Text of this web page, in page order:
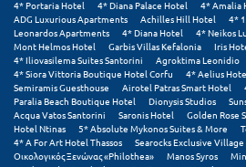
Μυτιλήνη
Ν
Νάξος
Νάουσα
Ναυπακτία
4* Portaria Hotel
4* Diana Palace Hotel 4* Amalia
ADG Luxurious Apartments
Achilles Hill Hotel
4*
Leonardos Apartments
4* Diana Hotel
4* Neikos
Mont Helmos Hotel
Garbis Villas Kefalonia
Iris
4* Iliovasilema Suites Santorini
Agroktima Leonidio
4* Siora Vittoria Boutique Hotel Corfu
4* Aelius
Semiramis Guesthouse
Airotel Patras Smart Hotel
Paralia Beach Boutique Hotel
Dionysis Studios
Acqua Vatos Santorini
Saronis Hotel Golden Rose
Hotel Ntinas
5* Absolute Mykonos Suites & More
4* A For Art Hotel Thassos
Searocks Exclusive Village
Οικολογικός Ξενώνας «Philothea»
Manos Syros